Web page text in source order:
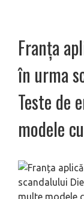
Franța
în urma
Teste de
modele